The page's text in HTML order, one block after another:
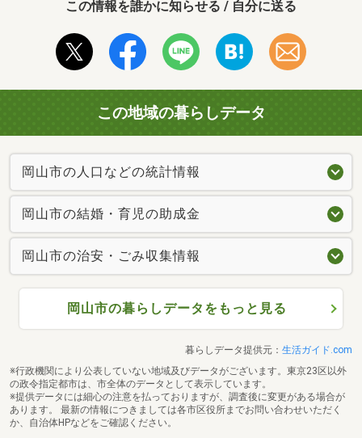
この情報を誰かに知らせる / 自分に送る
この地域の暮らしデータ
岡山市の人口などの統計情報
岡山市の結婚・育児の助成金
岡山市の治安・ごみ収集情報
岡山市の暮らしデータをもっと見る
暮らしデータ提供元： 生活ガイド.com
※行政機関により公表していない地域及びデータがございます。東京23区以外
の政令指定都市は、市全体のデータとして表示しています。
※提供データには細心の注意を払っておりますが、調査後に変更がある場合が
あります。 最新の情報につきましては各市区役所までお問い合わせいただく
か、自治体HPなどをご確認ください。